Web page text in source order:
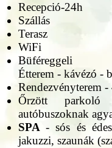
Recepció-24h
Szállás
Terasz
WiFi
Büféreggeli
Étterem - kávézó -
Rendezvényterem
Őrzött parkoló
autóbuszoknak
SPA- sós és
jakuzzi, szaunák